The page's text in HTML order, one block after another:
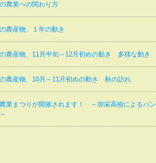
農業への関わり方
農産物、１年の動き
農産物、11月中旬～12月初めの動き 多様な動き
農産物、10月～11月初めの動き 秋の訪れ
業まつりが開催されます！ ～弥栄高校によるパン